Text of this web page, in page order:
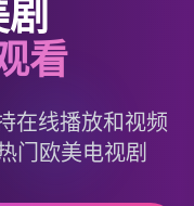
看
在线播放和视频
门欧美电视剧